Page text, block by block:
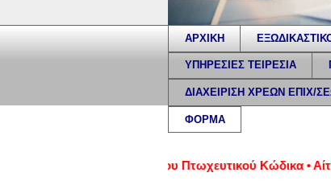
ΑΡΧΙΚΗ
ΥΠΗΡΕΣΙΕΣ ΤΕΙΡΕΣΙΑ
ΔΙΑΧΕΙΡΙΣΗ ΧΡΕΩΝ ΕΠΙΧ/
ΦΟΡΜΑ
βάσει του νέου Πτωχευτικού Κώδικα •